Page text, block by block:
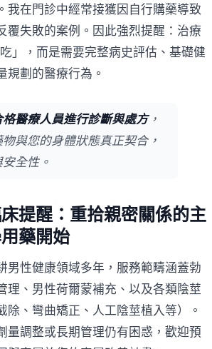
我在門診中經常接獲因自行購藥導致
覆失敗的案例。因此強烈提醒：治療
」，而是需要完整病史評估、基礎健
規劃的醫療行為。
格醫療人員進行診斷與處方，
與您的身體狀態真正契合，
全性。
提醒：重拾親密關係的主
藥開始
男性健康領域多年，服務範疇涵蓋勃
理、男性荷爾蒙補充、以及各類陰莖
除、彎曲矯正、人工陰莖植入等）。
量調整或長期管理仍有困惑，歡迎預